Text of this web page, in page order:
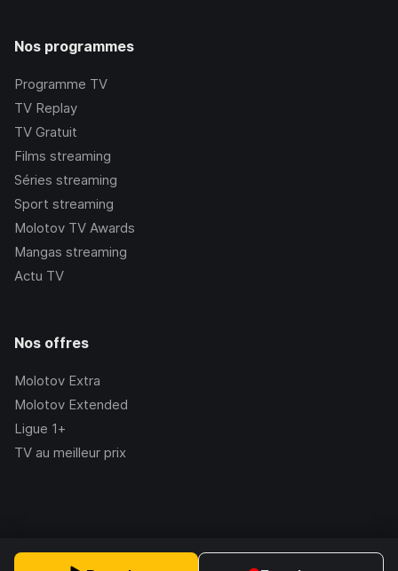
Nos programmes
Programme TV
TV Replay
TV Gratuit
Films streaming
Séries streaming
Sport streaming
Molotov TV Awards
Mangas streaming
Actu TV
Nos offres
Molotov Extra
Molotov Extended
Ligue 1+
TV au meilleur prix
2.228.1